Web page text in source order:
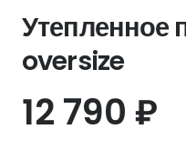
Утепленное
oversize
12 790 ₽